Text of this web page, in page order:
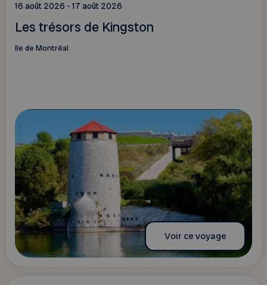
16 août 2026 - 17 août 2026
Les trésors de Kingston
île de Montréal
Voir ce voyage